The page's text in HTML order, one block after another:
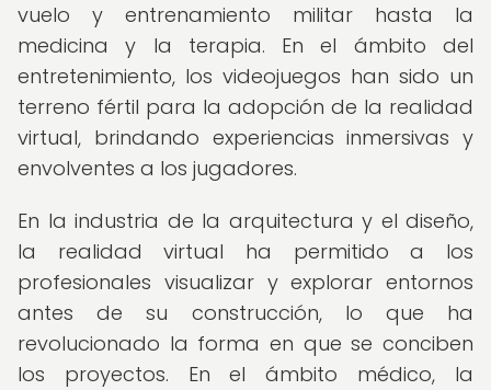
vuelo y entrenamiento militar hasta la
medicina y la terapia. En el ámbito del
entretenimiento, los videojuegos han sido un
terreno fértil para la adopción de la realidad
virtual, brindando experiencias inmersivas y
envolventes a los jugadores.
En la industria de la arquitectura y el diseño,
la realidad virtual ha permitido a los
profesionales visualizar y explorar entornos
antes de su construcción, lo que ha
revolucionado la forma en que se conciben
los proyectos. En el ámbito médico, la